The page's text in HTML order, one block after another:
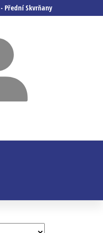
Přední Skvrňany